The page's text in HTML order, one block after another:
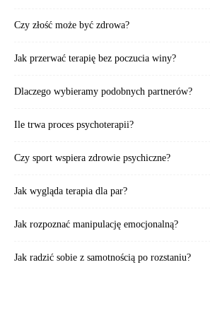
Czy złość może być zdrowa?
Jak przerwać terapię bez poczucia winy?
Dlaczego wybieramy podobnych partnerów?
Ile trwa proces psychoterapii?
Czy sport wspiera zdrowie psychiczne?
Jak wygląda terapia dla par?
Jak rozpoznać manipulację emocjonalną?
Jak radzić sobie z samotnością po rozstaniu?